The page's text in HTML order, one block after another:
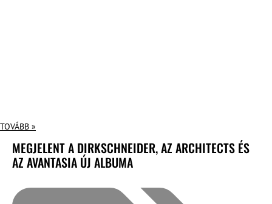
TOVÁBB »
MEGJELENT A DIRKSCHNEIDER, AZ ARCHITECTS ÉS
AZ AVANTASIA ÚJ ALBUMA